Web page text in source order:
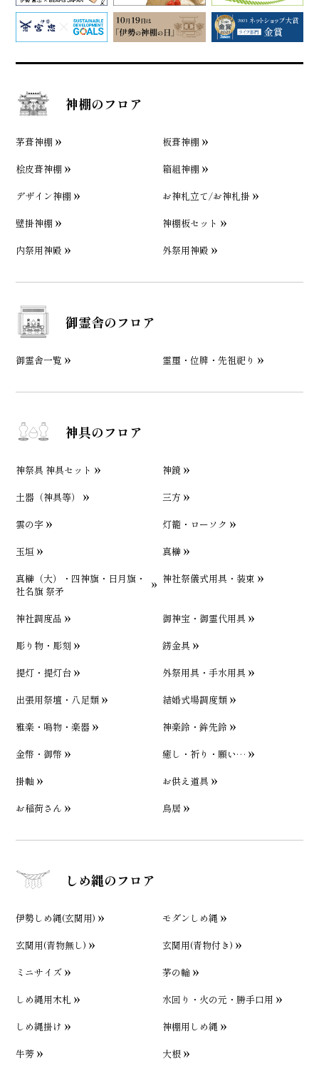
神棚のフロア
茅葺神棚
板葺神棚
桧皮葺神棚
箱組神棚
デザイン神棚
お神札立て/お神札掛
壁掛神棚
神棚板セット
内祭用神殿
外祭用神殿
御霊舎のフロア
御霊舎一覧 霊璽・位牌・先祖祀り
神具のフロア
神祭具 神具セット
神鏡
土器（神具等）
三方
雲の字
灯籠・ローソク
玉垣
真榊
真榊（大）・四神旗・日月旗・
社名旗 祭矛
神社祭儀式用具・装束
神社調度品
御神宝・御霊代用具
彫り物・彫刻
錺金具
提灯・提灯台
外祭用具・手水用具
出張用祭壇・八足類
結婚式場調度類
雅楽・鳴物・楽器
神楽鈴・鉾先鈴
金幣・御幣
癒し・祈り・願い…
掛軸
お供え道具
お稲荷さん
鳥居
しめ縄のフロア
伊勢しめ縄(玄関用)
モダンしめ縄
玄関用(青物無し)
玄関用(青物付き)
ミニサイズ
茅の輪
しめ縄用木札
水回り・火の元・勝手口用
しめ縄掛け
神棚用しめ縄
牛蒡
大根